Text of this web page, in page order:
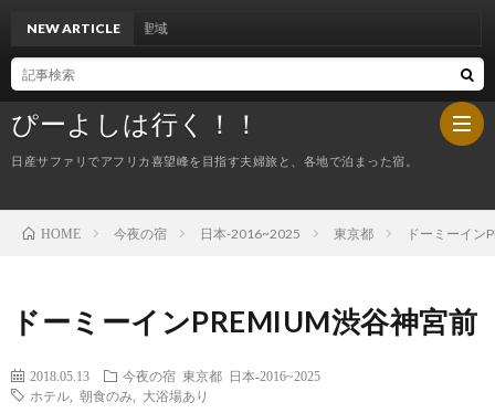
ぴーよしは行く！！
日産サファリでアフリカ喜望峰を目指す夫婦旅と、各地で泊まった宿。
ぴ
NEW ARTICLE
HOME 今夜の宿 日本-2016~2025 東京都 ドーミーイン
ドーミーインPREMIUM渋谷神宮前
2018.05.13 今夜の宿 東京都
日本-2016~2025
ホテル
朝食のみ 大浴場あり